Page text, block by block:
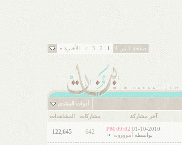
صفحة 1 من 4 1
2
3
> الأخيرة »
أدوات المنتدى
آخر مشاركة مشاركات المشاهدات
01-10-2010
09:02 PM
بواسطة
أموووونة 642
122,645